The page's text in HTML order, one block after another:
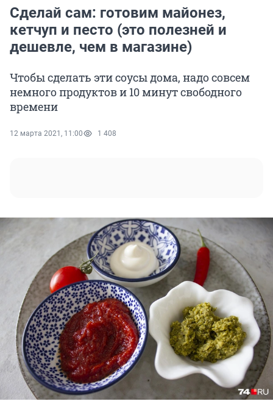
Сделай сам: готовим майонез,
кетчуп и песто (это полезней и
дешевле, чем в магазине)
Чтобы сделать эти соусы дома, надо совсем
немного продуктов и 10 минут свободного
времени
12 марта 2021, 11:00 1 408